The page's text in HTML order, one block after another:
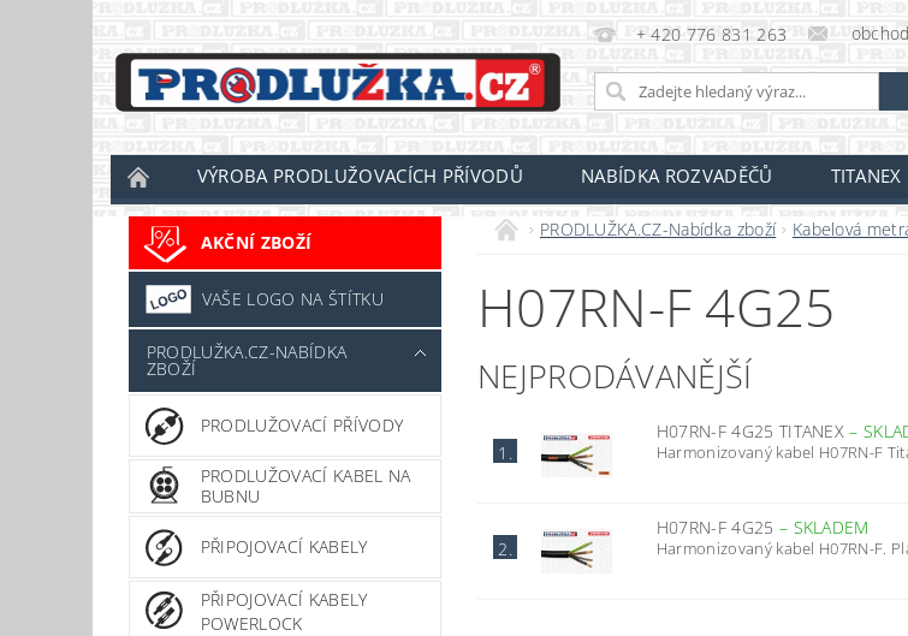
+ 420 776 831 263
VÝROBA PRODLUŽOVACÍCH PŘÍVODŮ NABÍDKA ROZVADĚČŮ TITANEX
AKČNÍ ZBOŽÍ
VAŠE LOGO NA ŠTÍTKU
PRODLUŽKA.CZ-NABÍDKA
ZBOŽÍ
PRODLUŽOVACÍ PŘÍVODY
PRODLUŽOVACÍ KABEL NA
BUBNU
PŘIPOJOVACÍ KABELY
PŘIPOJOVACÍ KABELY
POWERLOCK
PRODLUŽKA.CZ-Nabídka zboží Kabelová
H07RN-F 4G25
NEJPRODÁVANĚJŠÍ
1.
H07RN-F 4G25 TITANEX–
Harmonizovaný kabel H07RN-F
2.
H07RN-F 4G25 – SKLADEM
Harmonizovaný kabel H07RN-F.